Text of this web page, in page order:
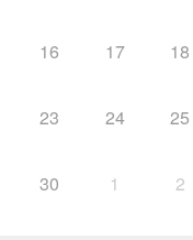
16 17 18
23 24 25
30 1 2